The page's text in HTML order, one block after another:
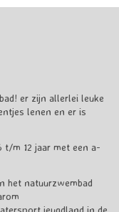
er zijn allerlei leuke
lenen en er is
t/m 12 jaar met een a-
het natuurzwembad